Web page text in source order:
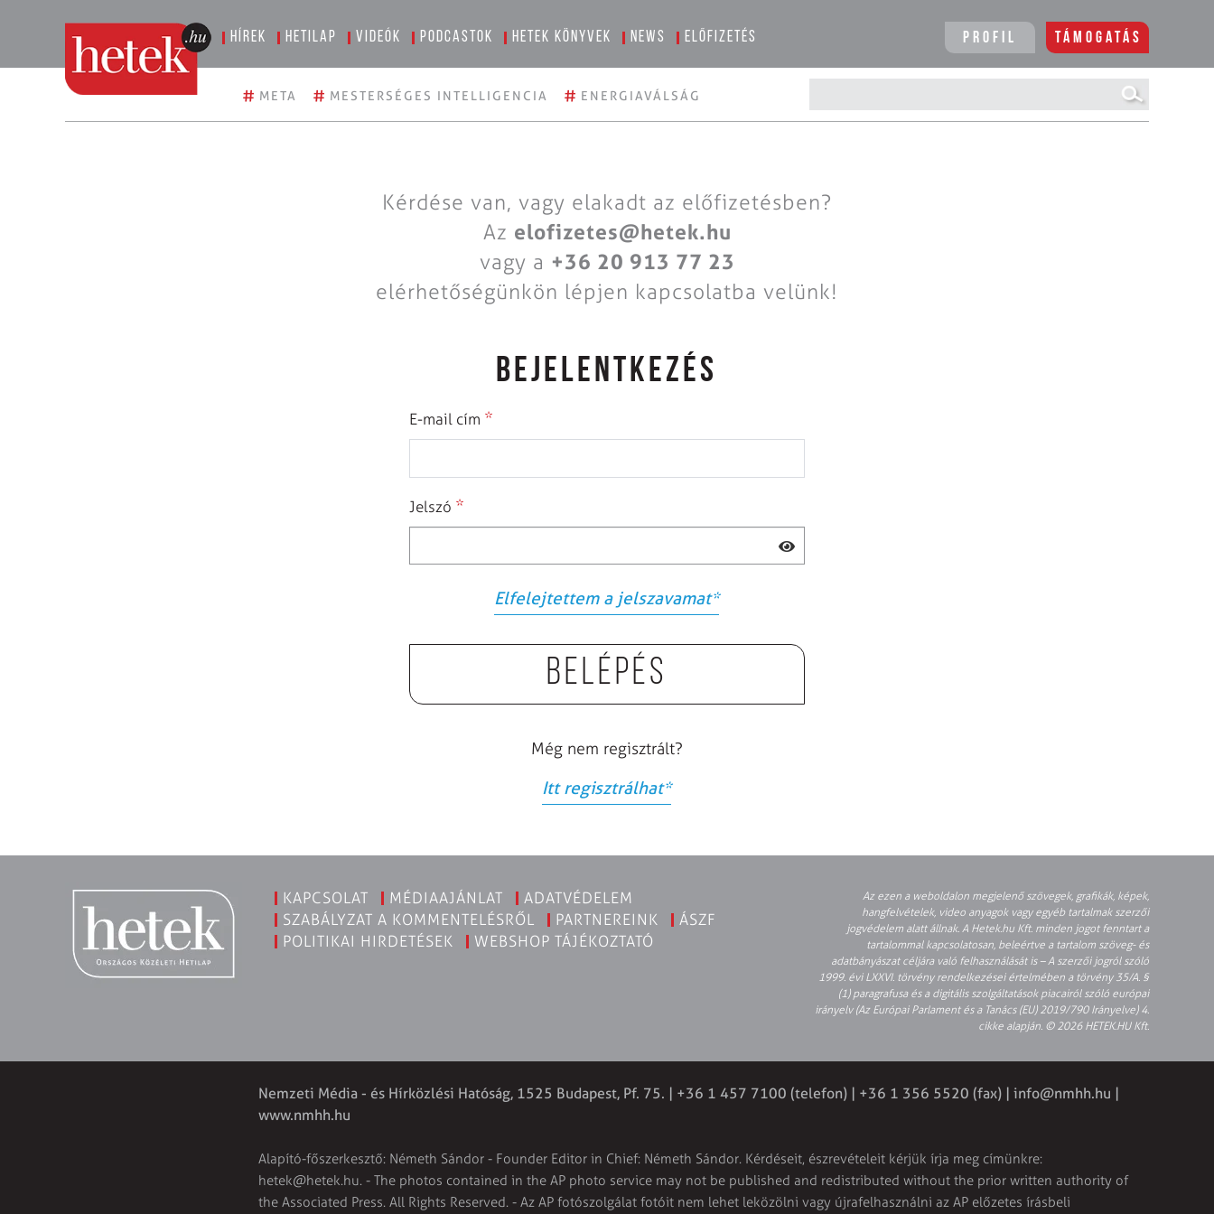
Hírek Hetilap Videók Podcastok Hetek könyvek News Előfizetés Profil Támogatás
# META # MESTERSÉGES INTELLIGENCIA # ENERGIAVÁLSÁG
Kérdése van, vagy elakadt az előfizetésben?
Az elofizetes@hetek.hu
vagy a +36 20 913 77 23
elérhetőségünkön lépjen kapcsolatba velünk!
BEJELENTKEZÉS
E-mail cím *
Jelszó *
Elfelejtettem a jelszavamat*
Belépés
Még nem regisztrált?
Itt regisztrálhat*
KAPCSOLAT MÉDIAAJÁNLAT
ADATVÉDELEM
SZABÁLYZAT A KOMMENTELÉSRŐL
PARTNEREINK
ÁSZF
POLITIKAI HIRDETÉSEK
WEBSHOP TÁJÉKOZTATÓ
Az ezen a weboldalon megjelenő szövegek, grafikák, képek,
hangfelvételek, video anyagok vagy egyéb tartalmak szerzői
jogvédelem alatt állnak. A Hetek.hu Kft. minden jogot fenntart a
tartalommal kapcsolatosan, beleértve a tartalom szöveg- és
adatbányászat céljára való felhasználását is – A szerzői jogról szóló
1999. évi LXXVI. törvény rendelkezései értelmében a törvény 35/A. §
(1) paragrafusa és a digitális szolgáltatások piacairól szóló európai
irányelv (Az Európai Parlament és a Tanács (EU) 2019/790 Irányelve) 4.
cikke alapján. © 2026 HETEK.HU Kft.
Nemzeti Média - és Hírközlési Hatóság, 1525 Budapest, Pf. 75. | +36 1 457 7100 (telefon) | +36 1 356 5520 (fax) | info@nmhh.hu |
www.nmhh.hu
Alapító-főszerkesztő: Németh Sándor - Founder Editor in Chief: Németh Sándor. Kérdéseit, észrevételeit kérjük írja meg címünkre:
hetek@hetek.hu. - The photos contained in the AP photo service may not be published and redistributed without the prior written authority of
the Associated Press. All Rights Reserved. - Az AP fotószolgálat fotóit nem lehet leközölni vagy újrafelhasználni az AP előzetes írásbeli